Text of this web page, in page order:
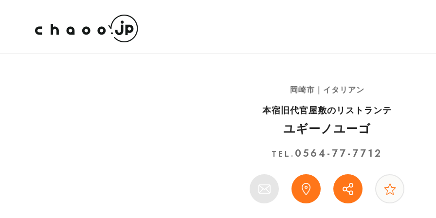
岡崎市｜イタリアン
本宿旧代官屋敷のリストランテ
ユギーノユーゴ
TEL. 0564-77-7712